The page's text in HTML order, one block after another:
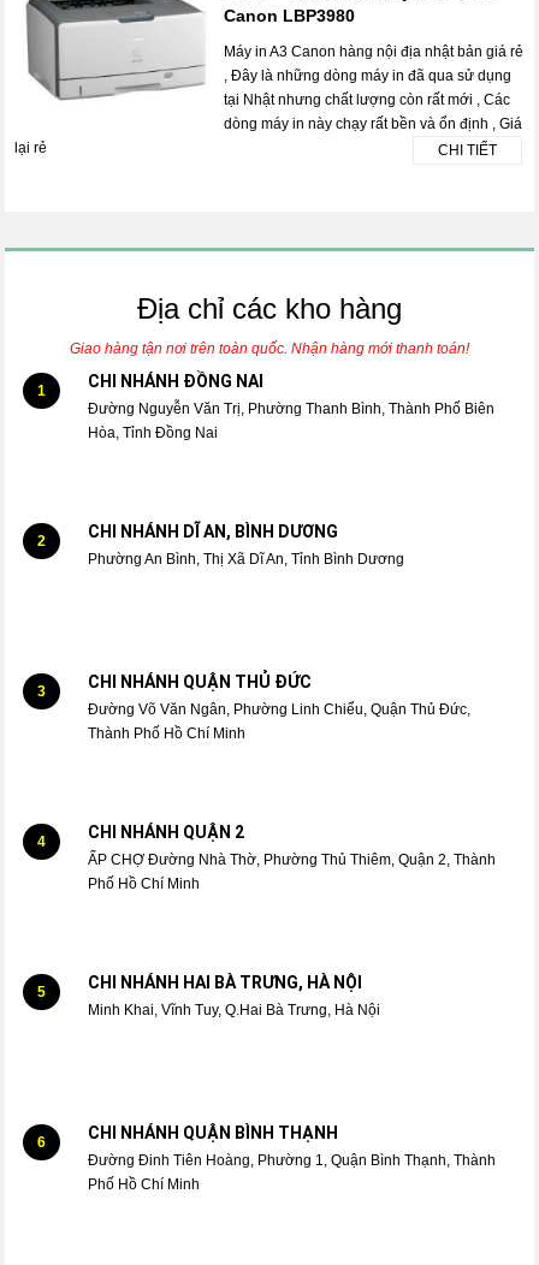
Canon LBP3980
Máy in A3 Canon hàng nội địa nhật bản giá rẻ
, Đây là những dòng máy in đã qua sử dụng
tại Nhật nhưng chất lượng còn rất mới , Các
dòng máy in này chạy rất bền và ổn định , Giá
lại rẻ
CHI TIẾT
Địa chỉ các kho hàng
Giao hàng tận nơi trên toàn quốc. Nhận hàng mới thanh toán!
1 CHI NHÁNH ĐỒNG NAI
Đường Nguyễn Văn Trị, Phường Thanh Bình, Thành Phố Biên
Hòa, Tỉnh Đồng Nai
2 CHI NHÁNH DĨ AN, BÌNH DƯƠNG
Phường An Bình, Thị Xã Dĩ An, Tỉnh Bình Dương
3 CHI NHÁNH QUẬN THỦ ĐỨC
Đường Võ Văn Ngân, Phường Linh Chiểu, Quận Thủ Đức,
Thành Phố Hồ Chí Minh
4 CHI NHÁNH QUẬN 2
ẤP CHỢ Đường Nhà Thờ, Phường Thủ Thiêm, Quận 2, Thành
Phố Hồ Chí Minh
5 CHI NHÁNH HAI BÀ TRƯNG, HÀ NỘI
Minh Khai, Vĩnh Tuy, Q.Hai Bà Trưng, Hà Nội
6 CHI NHÁNH QUẬN BÌNH THẠNH
Đường Đinh Tiên Hoàng, Phường 1, Quận Bình Thạnh, Thành
Phố Hồ Chí Minh